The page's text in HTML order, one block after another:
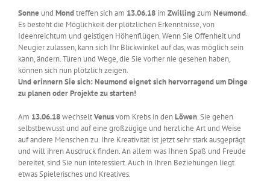
Sonne und Mondtreffen sich am 13.06.18 im Zwillingzum Neumond.
Es besteht die Möglichkeit der plötzlichen Erkenntnisse, von
Ideenreichtum und geistigen Höhenflügen. Wenn Sie Offenheit und
Neugier zulassen, kann sich Ihr Blickwinkel auf das, was möglich sein
kann, ändern. Türen und Wege, die Sie vorher nie gesehen haben,
können sich nun plötzlich zeigen.
Und erinnern Sie sich: Neumond eignet sich hervorragend um Dinge
zu planen oder Projekte zu starten!
Am 13.06.18wechseltVenusvom Krebs in denLöwen. Sie gehen
selbstbewusst und auf eine großzügige und herzliche Art und Weise
auf andere Menschen zu. Ihre Kreativität ist jetzt sehr stark ausgeprägt
und will ihren Ausdruck finden. An allem was Ihnen Spaß und Freude
bereitet, sind Sie nun interessiert. Auch in Ihren Beziehungen liegt
etwas Spielerisches und Kreatives.